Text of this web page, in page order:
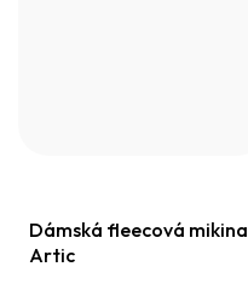
Dámská fleecová mikina
Artic